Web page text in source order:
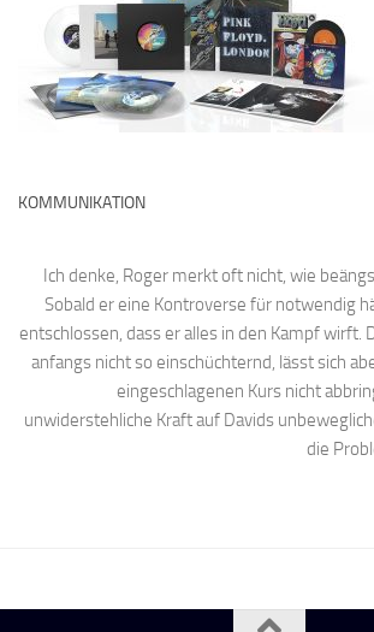
KOMMUNIKATION
Ich denke, Roger merkt oft nicht, wie
Sobald er eine Kontroverse für notwendig
entschlossen, dass er alles in den Kampf wirft.
anfangs nicht so einschüchternd, lässt sich
eingeschlagenen Kurs nicht
unwiderstehliche Kraft auf Davids
die